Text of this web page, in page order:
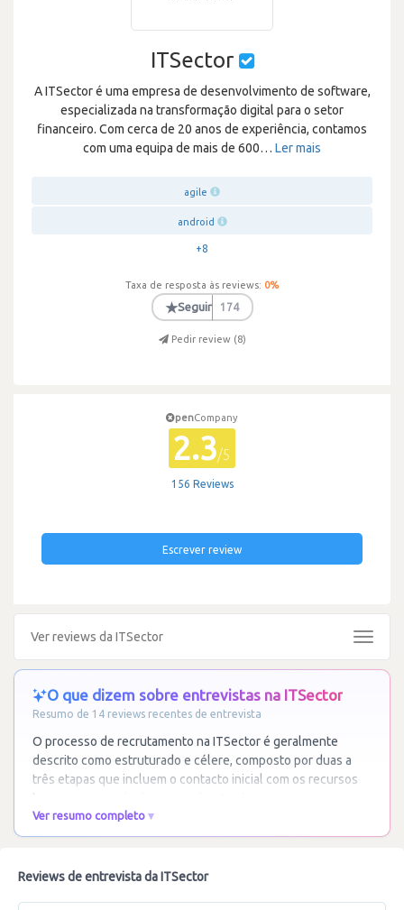
ITSector
A ITSector é uma empresa de desenvolvimento de software,
especializada na transformação digital para o setor
financeiro. Com cerca de 20 anos de experiência, contamos
com uma equipa de mais de 600… Ler mais
agile
android
+8
Taxa de resposta às reviews: 0%
★Seguir 174
Pedir review (8)
penCompany
2.3/5
156 Reviews
Escrever review
Ver reviews da ITSector
Toggle
O que dizem sobre entrevistas na ITSector
Resumo de 14 reviews recentes de entrevista
O processo de recrutamento na ITSector é geralmente
descrito como estruturado e célere, composto por duas a
três etapas que incluem o contacto inicial com os recursos
humanos, seguido de uma avaliação técnica
Ver resumo completo
Reviews de entrevista da ITSector